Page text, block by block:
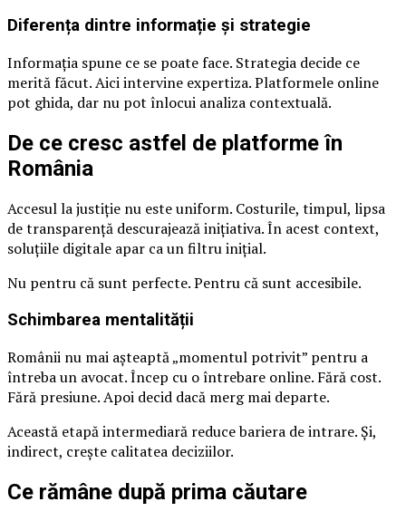
Diferența dintre informație și strategie
Informația spune ce se poate face. Strategia decide ce
merită făcut. Aici intervine expertiza. Platformele online
pot ghida, dar nu pot înlocui analiza contextuală.
De ce cresc astfel de platforme în
România
Accesul la justiție nu este uniform. Costurile, timpul, lipsa
de transparență descurajează inițiativa. În acest context,
soluțiile digitale apar ca un filtru inițial.
Nu pentru că sunt perfecte. Pentru că sunt accesibile.
Schimbarea mentalității
Românii nu mai așteaptă „momentul potrivit” pentru a
întreba un avocat. Încep cu o întrebare online. Fără cost.
Fără presiune. Apoi decid dacă merg mai departe.
Această etapă intermediară reduce bariera de intrare. Și,
indirect, crește calitatea deciziilor.
Ce rămâne după prima căutare